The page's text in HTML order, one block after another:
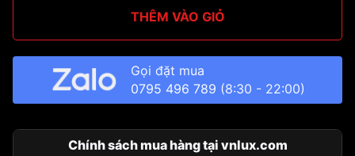
THÊM VÀO GIỎ
Gọi đặt mua
0795 496 789 (8:30 - 22:00)
Chính sách mua hàng tại vnlux.com